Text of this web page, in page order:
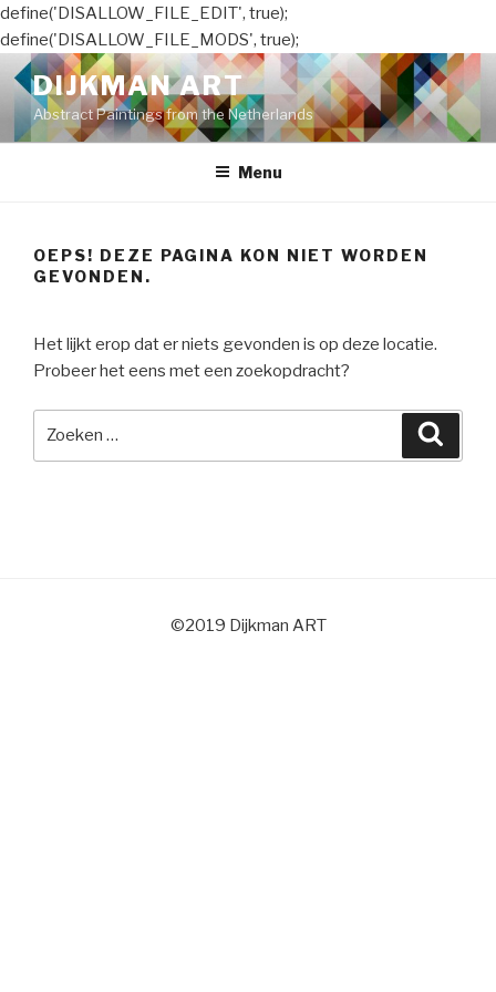
define('DISALLOW_FILE_EDIT', true);
define('DISALLOW_FILE_MODS', true);
Naar
de
inhoud
springen
DIJKMAN ART
Abstract Paintings from the Netherlands
Menu
OEPS! DEZE PAGINA KON NIET WORDEN
GEVONDEN.
Het lijkt erop dat er niets gevonden is op deze locatie.
Probeer het eens met een zoekopdracht?
©2019 Dijkman ART